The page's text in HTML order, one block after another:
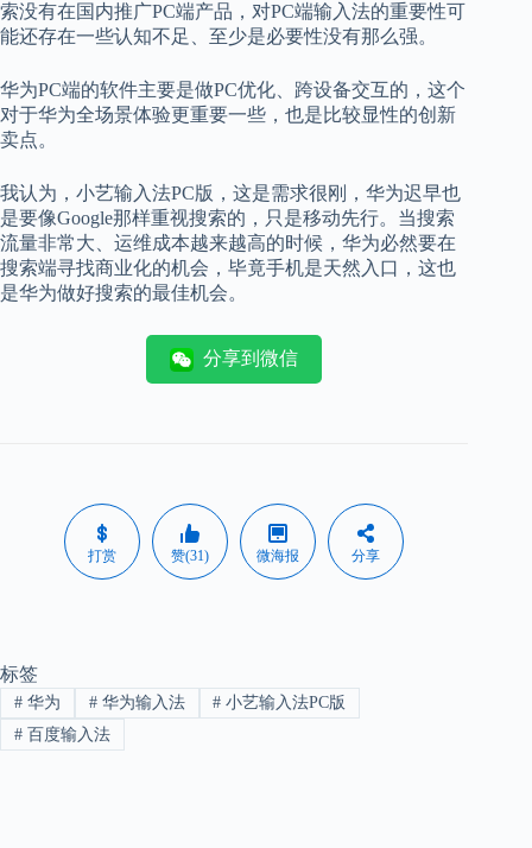
索没有在国内推广PC端产品，对PC端输入法的重要性可
能还存在一些认知不足、至少是必要性没有那么强。
华为PC端的软件主要是做PC优化、跨设备交互的，这个
对于华为全场景体验更重要一些，也是比较显性的创新
卖点。
我认为，小艺输入法PC版，这是需求很刚，华为迟早也
是要像Google那样重视搜索的，只是移动先行。当搜索
流量非常大、运维成本越来越高的时候，华为必然要在
搜索端寻找商业化的机会，毕竟手机是天然入口，这也
是华为做好搜索的最佳机会。
分享到微信
打赏 赞(31) 微海报 分享
标签
#华为 #华为输入法 # 小艺输入法PC版
#百度输入法